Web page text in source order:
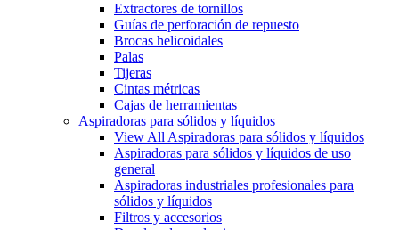
Extractores de tornillos
Guías de perforación de repuesto
Brocas helicoidales
Palas
Tijeras
Cintas métricas
Cajas de herramientas
Aspiradoras para sólidos y líquidos
View All Aspiradoras para sólidos y líquidos
Aspiradoras para sólidos y líquidos de uso
general
Aspiradoras industriales profesionales para
sólidos y líquidos
Filtros y accesorios